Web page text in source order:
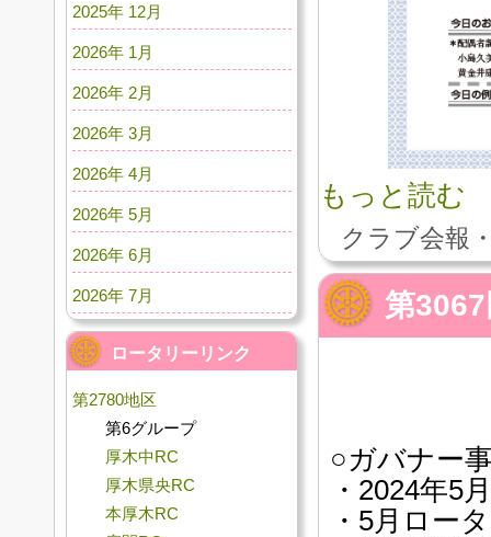
もっと読む
クラブ会報
第
○ガバナー
・2024年
・5月ロー
2025年 12月
2026年 1月
2026年 2月
2026年 3月
2026年 4月
2026年 5月
2026年 6月
2026年 7月
ロータリーリンク
第2780地区
第6グループ
厚木中RC
厚木県央RC
本厚木RC